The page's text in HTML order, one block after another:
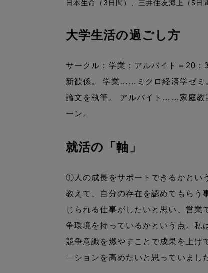
日本生命（3日間）、三井住友海上（5日
大学生活の過ごし方
サークル：学業：アルバイト＝20
新歓係。 学業……ミクロ経済学ゼミ
論文を執筆。 アルバイト……家庭教
ーン。
就活の「軸」
①人の成長をサポートできるかとい
教えて、自分の存在を認めてもらう
じられる仕事がしたいと思い、営業
争環境を持っているかという点。私
競争意識を燃やすことで成果を上げ
―ションを高めたいと思っていまし